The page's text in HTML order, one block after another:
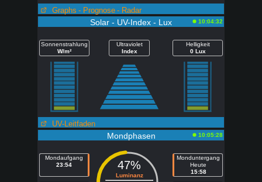
Graphs - Prognose - Radar
Solar - UV-Index - Lux 10:04:32
Sonnenstrahlung
W/m²
Ultraviolet
Index
Helligkeit
0 Lux
UV-Leitfaden
Mondphasen 10:05:28
Mondaufgang
23:54
47%
Luminanz
Monduntergang
Heute
15:58